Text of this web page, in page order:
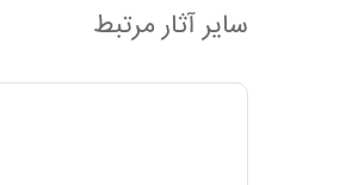
سایر آثار مرتبط